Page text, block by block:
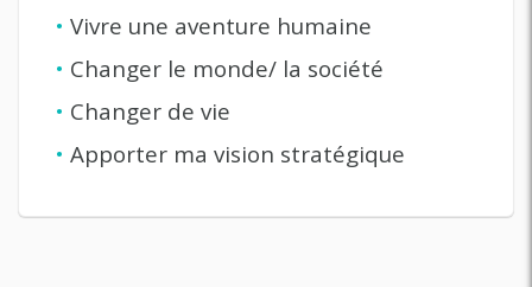
• Vivre une aventure humaine
• Changer le monde/ la société
• Changer de vie
• Apporter ma vision stratégique